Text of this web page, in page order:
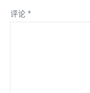
评论 *